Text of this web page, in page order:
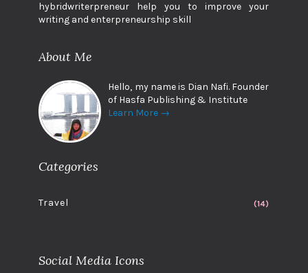
hybridwriterpreneur help you to improve your
writing and enterpreneurship skill
About Me
Hello, my name is Dian Nafi. Founder
of Hasfa Publishing & Institute
Learn More →
Categories
Travel (14)
Social Media Icons